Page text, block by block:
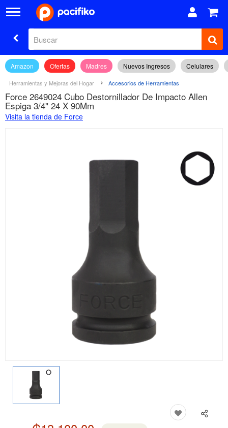
Amazon Ofertas Madres Nuevos Ingresos Celulares
Herramientas y Mejoras del Hogar Accesorios de Herramientas
Force 2649024 Cubo Destornillador De Impacto Allen
Espiga 3/4" 24 X 90Mm
Visita la tienda de Force